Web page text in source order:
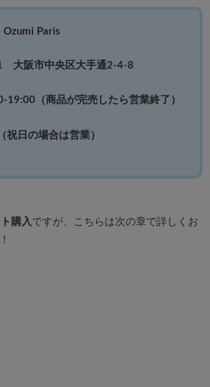
Ozumi Paris
大阪市中央区大手通2-4-8
19:00（商品が完売したら営業終了）
祝日の場合は営業）
購入ですが、こちらは次の章で詳しくお